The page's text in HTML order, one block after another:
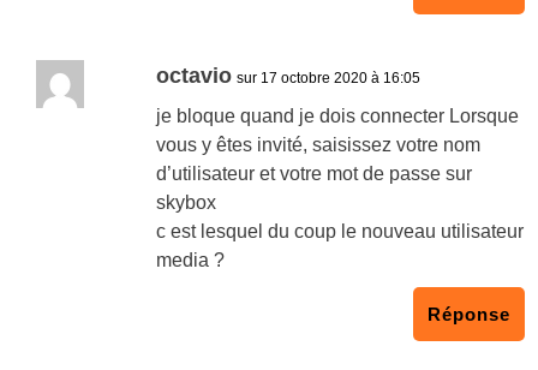
octavio sur 17 octobre 2020 à 16:05
je bloque quand je dois connecter Lorsque
vous y êtes invité, saisissez votre nom
d’utilisateur et votre mot de passe sur
skybox
c est lesquel du coup le nouveau utilisateur
media ?
Réponse